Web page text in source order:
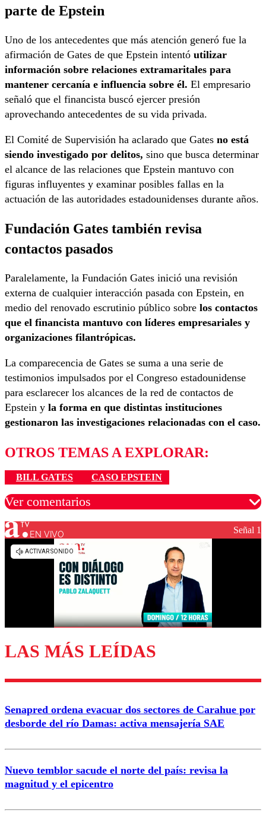
parte de Epstein
Uno de los antecedentes que más atención generó fue la
afirmación de Gates de que Epstein intentó utilizar
información sobre relaciones extramaritales para
mantener cercanía e influencia sobre él. El empresario
señaló que el financista buscó ejercer presión
aprovechando antecedentes de su vida privada.
El Comité de Supervisión ha aclarado que Gates no está
siendo investigado por delitos, sino que busca determinar
el alcance de las relaciones que Epstein mantuvo con
figuras influyentes y examinar posibles fallas en la
actuación de las autoridades estadounidenses durante años.
Fundación Gates también revisa
contactos pasados
Paralelamente, la Fundación Gates inició una revisión
externa de cualquier interacción pasada con Epstein, en
medio del renovado escrutinio público sobre los contactos
que el financista mantuvo con líderes empresariales y
organizaciones filantrópicas.
La comparecencia de Gates se suma a una serie de
testimonios impulsados por el Congreso estadounidense
para esclarecer los alcances de la red de contactos de
Epstein y la forma en que distintas instituciones
gestionaron las investigaciones relacionadas con el caso.
OTROS TEMAS A EXPLORAR:
BILL GATES CASO EPSTEIN
Ver comentarios
Los comentarios son moderados para garantizar un
diálogo respetuoso.
Enviar comentario
EN VIVO Señal 1
LAS MÁS LEÍDAS
Senapred ordena evacuar dos sectores de Carahue por
desborde del río Damas: activa mensajería SAE
Nuevo temblor sacude el norte del país: revisa la
magnitud y el epicentro